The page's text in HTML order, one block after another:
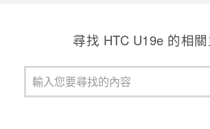
尋找 HTC U19e 的相